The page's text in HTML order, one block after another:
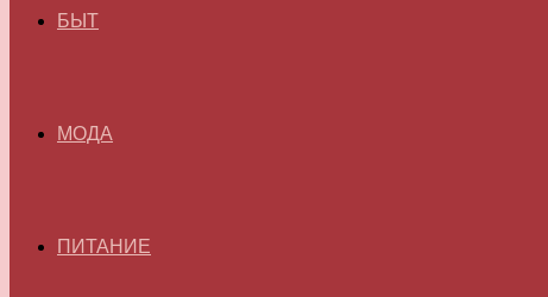
БЫТ
МОДА
ПИТАНИЕ